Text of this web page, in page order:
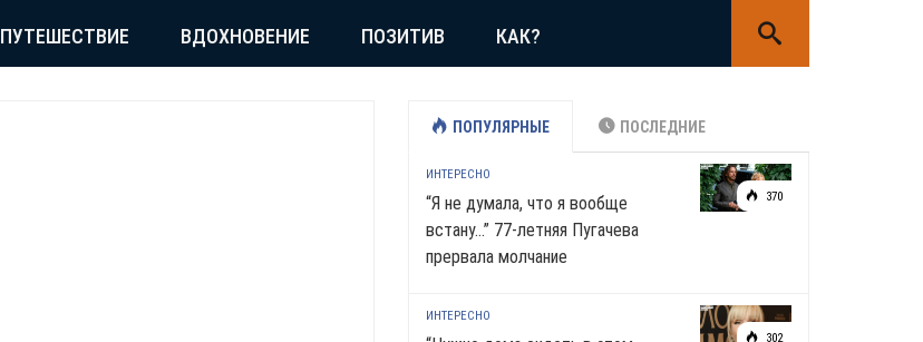
ПУТЕШЕСТВИЕ ВДОХНОВЕНИЕ ПОЗИТИВ КАК?
ПОПУЛЯРНЫЕ ПОСЛЕДНИЕ
370
ИНТЕРЕСНО
“Я не думала, что я вообще
встану…” 77-летняя Пугачева
прервала молчание
302
ИНТЕРЕСНО